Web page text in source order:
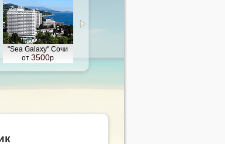
"Sea Galaxy" Сочи
от 3500р
от4900р